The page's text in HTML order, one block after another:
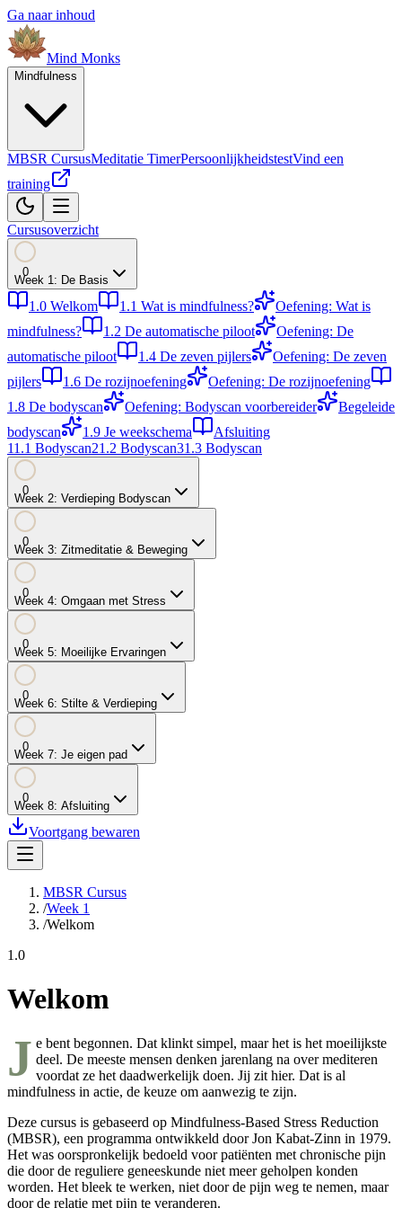
Ga naar inhoud
Mind Monks
Mindfulness
MBSR CursusMeditatie TimerPersoonlijkheidstestVind een
training
Cursusoverzicht
0
Week 1: De Basis
1.0 Welkom 1.1 Wat is mindfulness?
Oefening: Wat is
mindfulness?
1.2 De automatische piloot
Oefening: De
automatische piloot
1.4 De zeven pijlers
Oefening: De zeven
pijlers
1.6 De rozijnoefening
Oefening: De rozijnoefening
1.8 De bodyscan Oefening: Bodyscan voorbereider
Begeleide
bodyscan
1.9 Je weekschema
Afsluiting
11.1 Bodyscan21.2 Bodyscan31.3 Bodyscan
0
Week 2: Verdieping Bodyscan
0
Week 3: Zitmeditatie & Beweging
0
Week 4: Omgaan met Stress
0
Week 5: Moeilijke Ervaringen
0
Week 6: Stilte & Verdieping
0
Week 7: Je eigen pad
0
Week 8: Afsluiting
Voortgang bewaren
MBSR Cursus
/Week 1
/Welkom
1.0
Welkom
J e bent begonnen. Dat klinkt simpel, maar het is het moeilijkste
deel. De meeste mensen denken jarenlang na over mediteren
voordat ze het daadwerkelijk doen. Jij zit hier. Dat is al
mindfulness in actie, de keuze om aanwezig te zijn.
Deze cursus is gebaseerd op Mindfulness-Based Stress Reduction
(MBSR), een programma ontwikkeld door Jon Kabat-Zinn in 1979.
Het was oorspronkelijk bedoeld voor patiënten met chronische pijn
die door de reguliere geneeskunde niet meer geholpen konden
worden. Het bleek te werken, niet door de pijn weg te nemen, maar
door de relatie met pijn te veranderen.